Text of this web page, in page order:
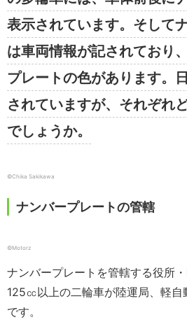
表示されています。そして
は車両情報が記されており
プレートの色があります。
されていますが、それぞれ
でしょうか。
©Chika Sakikawa
ナンバープレートの管轄
©︎Motorz
ナンバープレートを管轄する役所
125㏄以上の二輪車が陸運局、軽
です。